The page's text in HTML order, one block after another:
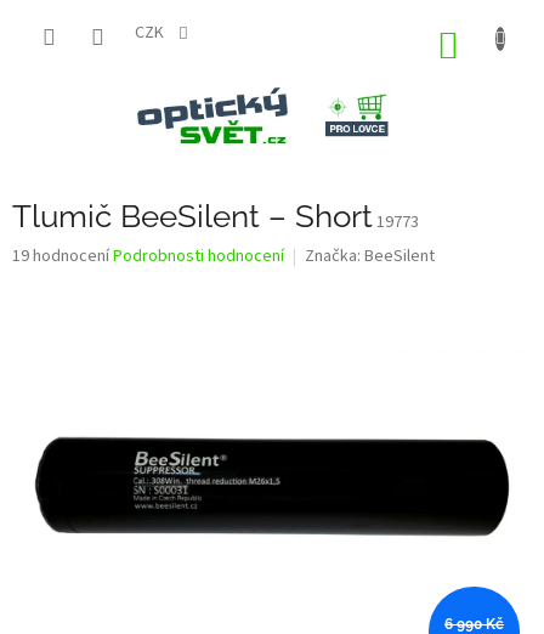
CZK
Tlumič BeeSilent – Short19773
Průměrné
19 hodnoceníPodrobnosti hodnocení Značka: BeeSilent
6 990 Kč